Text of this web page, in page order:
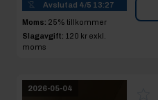
Avslutad 4/5 13:27
Moms: 25% tillkommer
Slagavgift: 120 kr exkl.
moms
2026-05-04